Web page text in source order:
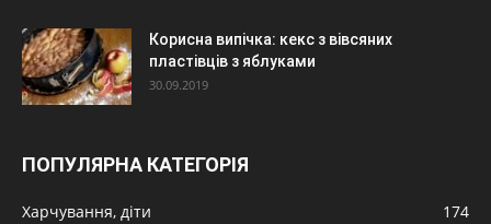
Корисна випічка: кекс з вівсяних
пластівців з яблуками
30.09.2019
ПОПУЛЯРНА КАТЕГОРІЯ
Харчування, діти
174